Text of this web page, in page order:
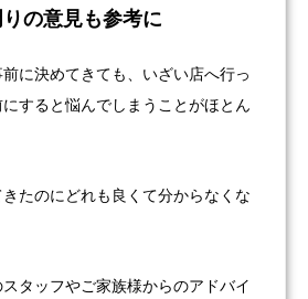
の意見も参考に
に決めてきても、いざい店へ行っ
すると悩んでしまうことがほとん
たのにどれも良くて分からなくな
タッフやご家族様からのアドバイ